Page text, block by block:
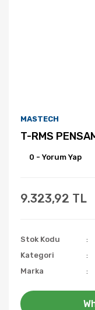
MASTECH
T-RMS
0 - Yorum Yap
9.323,92 TL
Stok Kodu
Kategori
Marka